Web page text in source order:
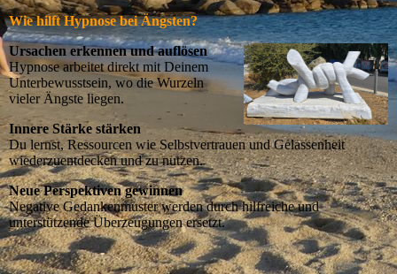
Wie hilft Hypnose bei Ängsten?
Ursachen erkennen und auflösen
Hypnose arbeitet direkt mit Deinem
Unterbewusstsein, wo die Wurzeln
vieler Ängste liegen.
Innere Stärke stärken
Du lernst, Ressourcen wie Selbstvertrauen und Gelassenheit
wiederzuentdecken und zu nutzen.
Neue Perspektiven gewinnen
Negative Gedankenmuster werden durch hilfreiche und
unterstützende Überzeugungen ersetzt.